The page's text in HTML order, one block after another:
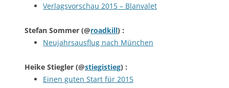
Verlagsvorschau 2015 – Blanvalet
Stefan Sommer (@roadkill) :
Neujahrsausflug nach München
Heike Stiegler (@stiegistieg) :
Einen guten Start für 2015